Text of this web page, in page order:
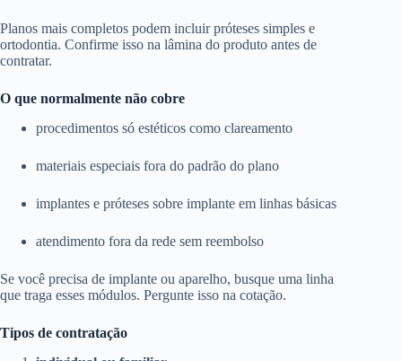
Planos mais completos podem incluir próteses simples e
ortodontia. Confirme isso na lâmina do produto antes de
contratar.
O que normalmente não cobre
procedimentos só estéticos como clareamento
materiais especiais fora do padrão do plano
implantes e próteses sobre implante em linhas básicas
atendimento fora da rede sem reembolso
Se você precisa de implante ou aparelho, busque uma linha
que traga esses módulos. Pergunte isso na cotação.
Tipos de contratação